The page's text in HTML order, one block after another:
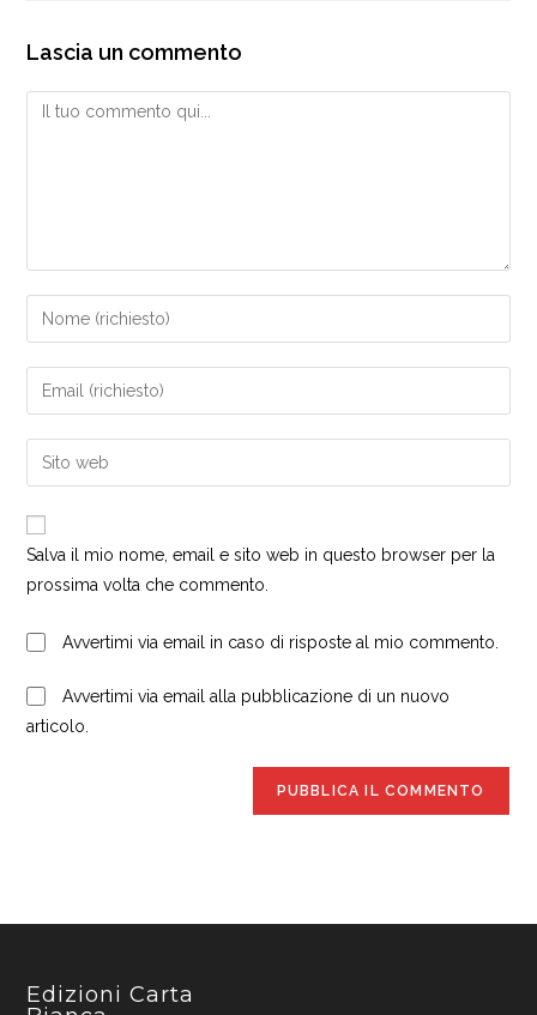
Lascia un commento
Commento
Inserisci
il
tuo
nome
nome
utente
per
commentare
Inserisci
il
tuo
indirizzo
per
commentare
Inserisci
l'URL
del
Salva il mio nome, email e sito web in questo browser per la
prossima volta che commento.
Avvertimi via email in caso di risposte al mio commento.
Avvertimi via email alla pubblicazione di un nuovo
articolo.
Edizioni Carta